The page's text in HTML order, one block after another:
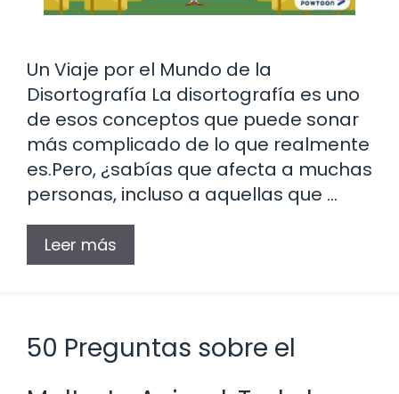
Un Viaje por el Mundo de la
Disortografía La disortografía es uno
de esos conceptos que puede sonar
más complicado de lo que realmente
es.Pero, ¿sabías que afecta a muchas
personas, incluso a aquellas que …
Leer más
50 Preguntas sobre el